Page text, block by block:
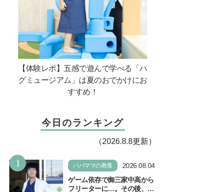
【体験レポ】五感で遊んで学べる「ハ
グミュージアム」は夏のおでかけにお
すすめ！
今日のランキング
（2026.8.8更新）
1 パパママの教養
2026.08.04
ゲーム依存で御三家中高から
フリーターに…。その後、医